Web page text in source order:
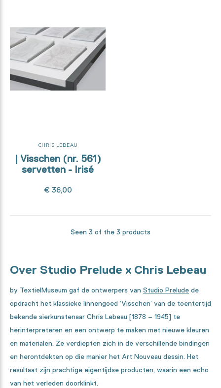
CHRIS LEBEAU
| Visschen (nr. 561)
servetten - Irisé
€ 36,00
Seen 3 of the 3 products
Over Studio Prelude x Chris Lebeau
by TextielMuseum gaf de ontwerpers van Studio Prelude de
opdracht het klassieke linnengoed ‘Visschen’ van de toentertijd
bekende sierkunstenaar Chris Lebeau [1878 – 1945] te
herinterpreteren en een ontwerp te maken met nieuwe kleuren
en materialen. Ze verdiepten zich in de verschillende bindingen
en herontdekten op die manier het Art Nouveau dessin. Het
resultaat zijn prachtige eigentijdse producten, waarin een echo
van het verleden doorklinkt.